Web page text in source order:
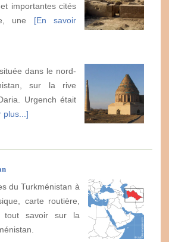
importantes cités
une [En savoir
dans le nord-
sur la rive
Urgench était
plus...]
du Turkménistan à
carte routière,
tout savoir sur la